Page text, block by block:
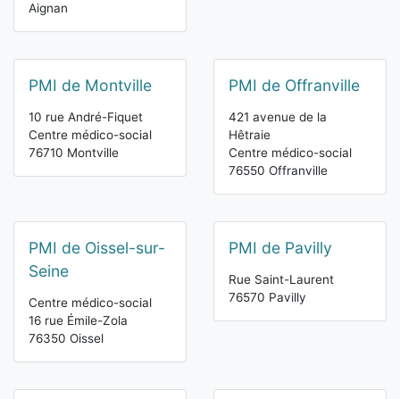
Aignan
PMI de Montville
10 rue André-Fiquet
Centre médico-social
76710 Montville
PMI de Offranville
421 avenue de la
Hêtraie
Centre médico-social
76550 Offranville
PMI de Oissel-sur-
Seine
Centre médico-social
16 rue Émile-Zola
76350 Oissel
PMI de Pavilly
Rue Saint-Laurent
76570 Pavilly